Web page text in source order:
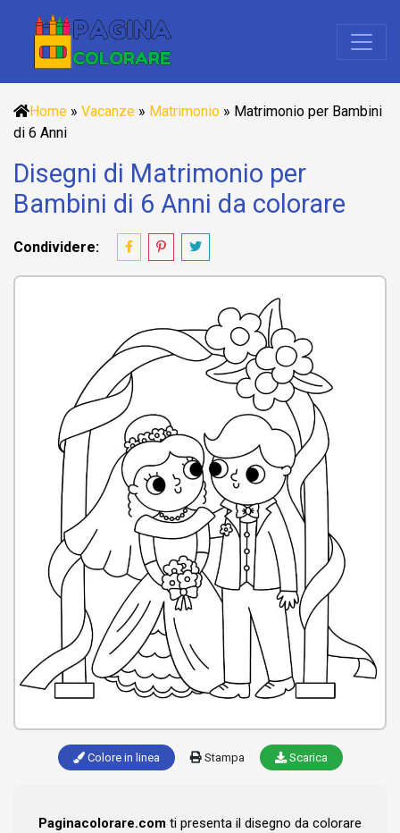
Home » Vacanze » Matrimonio » Matrimonio per Bambini
di 6 Anni
Disegni di Matrimonio per
Bambini di 6 Anni da colorare
Condividere:
Colore in linea Stampa Scarica
Paginacolorare.com ti presenta il disegno da colorare